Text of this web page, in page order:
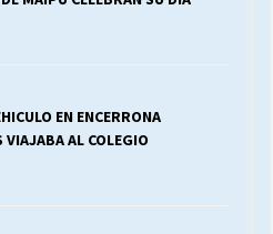
EN ENCERRONA
VIAJABA AL COLEGIO